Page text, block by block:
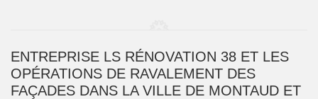
ENTREPRISE LS RÉNOVATION 38 ET LES
OPÉRATIONS DE RAVALEMENT DES
FAÇADES DANS LA VILLE DE MONTAUD ET